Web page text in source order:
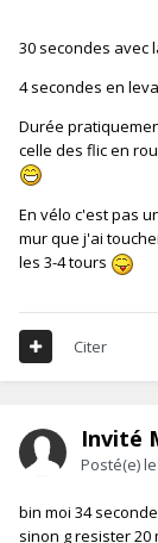
30 secondes avec
4 secondes en
Durée
celle des flic en
En vélo c'est pas
mur que j'ai
les 3-4 tours
Citer
Invité
Posté(e)
bin moi 34
sinon g resister 20